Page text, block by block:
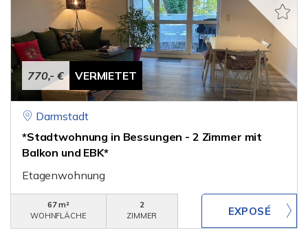
770,- € VERMIETET
Darmstadt
*Stadtwohnung in Bessungen - 2 Zimmer mit
Balkon und EBK*
Etagenwohnung
67 m²
WOHNFLÄCHE
2
ZIMMER